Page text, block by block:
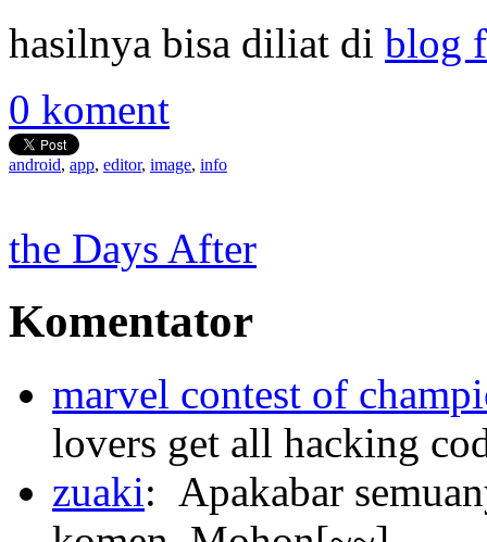
hasilnya bisa diliat di blog
0 koment
android, app, editor, image, info
the Days After
Komentator
marvel contest of
lovers get all hacking
zuaki: Apakabar